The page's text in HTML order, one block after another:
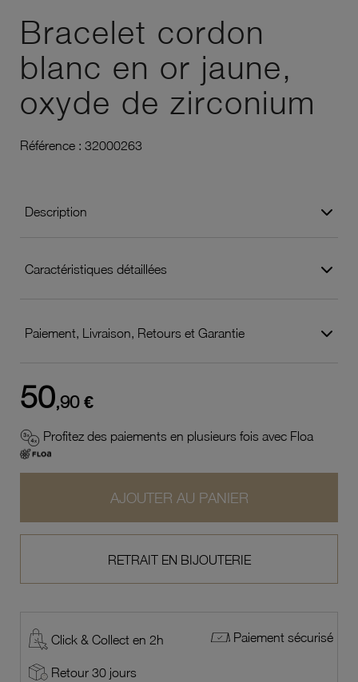
Bracelet cordon
blanc en or jaune,
oxyde de zirconium
Référence : 32000263
Description
Caractéristiques détaillées
Paiement, Livraison, Retours et Garantie
50,90 €
Profitez des paiements en plusieurs fois avec Floa
AJOUTER AU PANIER
RETRAIT EN BIJOUTERIE
Click & Collect en 2h Paiement sécurisé
Retour 30 jours